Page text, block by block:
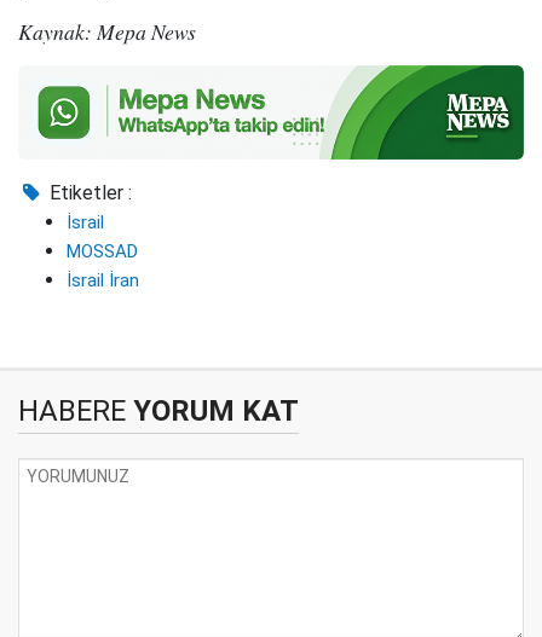
Kaynak: Mepa News
Etiketler :
İsrail
MOSSAD
İsrail İran
HABERE YORUM KAT